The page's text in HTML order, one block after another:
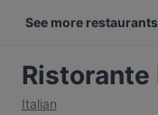
See more restaurants
Ristorante
Italian